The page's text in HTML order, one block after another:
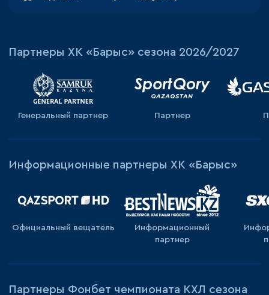
Партнеры ХК «Барыс» сезона 2026/2027
Генеральный партнер Партнер
Информационные партнеры ХК «Барыс»
Официальный вещатель
Информационный
партнер
Партнеры Фонбет чемпионата КХЛ сезона